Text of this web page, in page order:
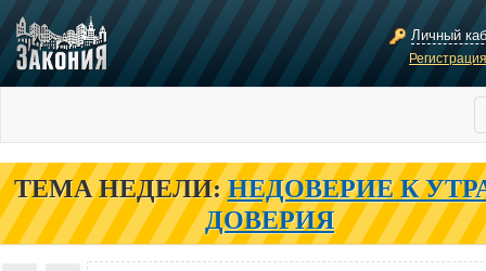
Личный
ТЕМА НЕДЕЛИ: НЕДОВЕРИЕ К
ДОВЕРИЯ